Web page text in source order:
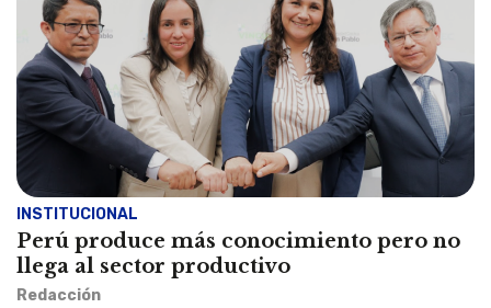
INSTITUCIONAL
Perú produce más conocimiento pero no
llega al sector productivo
Redacción